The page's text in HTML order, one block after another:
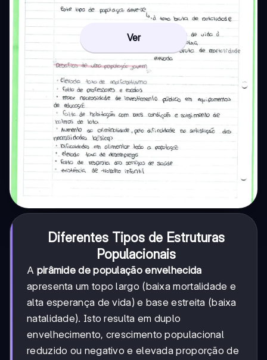
Ver
Diferentes Tipos de Estruturas
Populacionais
A pirâmide de população envelhecida
apresenta um topo largo (baixa mortalidade e
alta esperança de vida) e base estreita (baixa
natalidade). Isto resulta em duplo
envelhecimento, crescimento populacional
reduzido ou negativo e elevada proporção de